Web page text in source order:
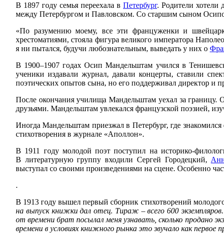
В 1897 году семья переехала в Петербург. Родители хотели
между Петербургом и Павловском. Со старшим сыном
«По разумению моему, все эти француженки и
хрестоматиями, стояла фигура великого императора
я ни пытался, будучи любознательным, выведать у них о
В 1900–1907 годах Осип Мандельштам учился в
ученики издавали журнал, давали концерты, ставили
поэтических опытов сына, но его поддерживал директор и
После окончания училища Мандельштам уехал за
друзьями. Мандельштам увлекался французской поэзией,
Иногда Мандельштам приезжал в Петербург, где
стихотворения в журнале «Аполлон».
В 1911 году молодой поэт поступил на историко-
В литературную группу входили Сергей Городецкий,
выступал со своими произведениями на сцене. Особенно
.
В 1913 году вышел первый сборник стихотворений
на выпуск книжки дал отец. Тираж – всего 600
от времени брат посылал меня узнавать, сколько продано
времени в условиях книжного рынка это звучало как первое